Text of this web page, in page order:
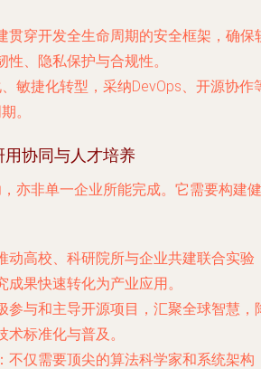
贯穿开发全生命周期的安全框架，确保
、隐私保护与合规性。
敏捷化转型，采纳DevOps、开源协作
。
协同与人才培养
亦非单一企业所能完成。它需要构建健
动高校、科研院所与企业共建联合实验
果快速转化为产业应用。
参与和主导开源项目，汇聚全球智慧，
标准化与普及。
：不仅需要顶尖的算法科学家和系统架构